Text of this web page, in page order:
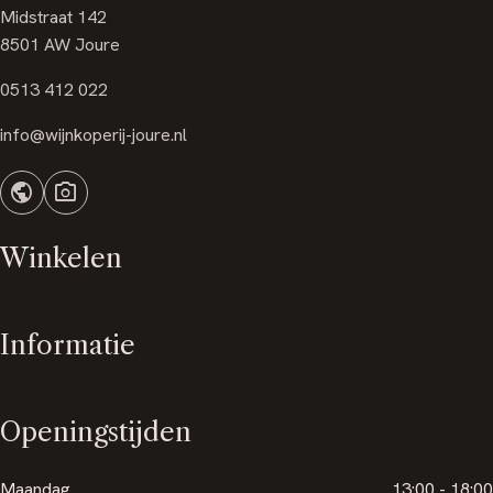
Midstraat 142
8501 AW Joure
0513 412 022
info@wijnkoperij-joure.nl
public photo_camera
Winkelen
Informatie
Openingstijden